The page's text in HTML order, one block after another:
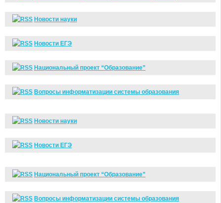
Новости науки
Новости ЕГЭ
Национальный проект “Образование”
Вопросы информатизации системы образования
Новости науки
Новости ЕГЭ
Национальный проект “Образование”
Вопросы информатизации системы образования